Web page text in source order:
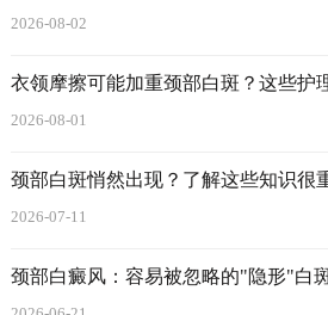
2026-08-02
衣领摩擦可能加重颈部白斑？这些护
2026-08-01
颈部白斑悄然出现？了解这些知识很
2026-07-11
颈部白癜风：容易被忽略的"隐形"白